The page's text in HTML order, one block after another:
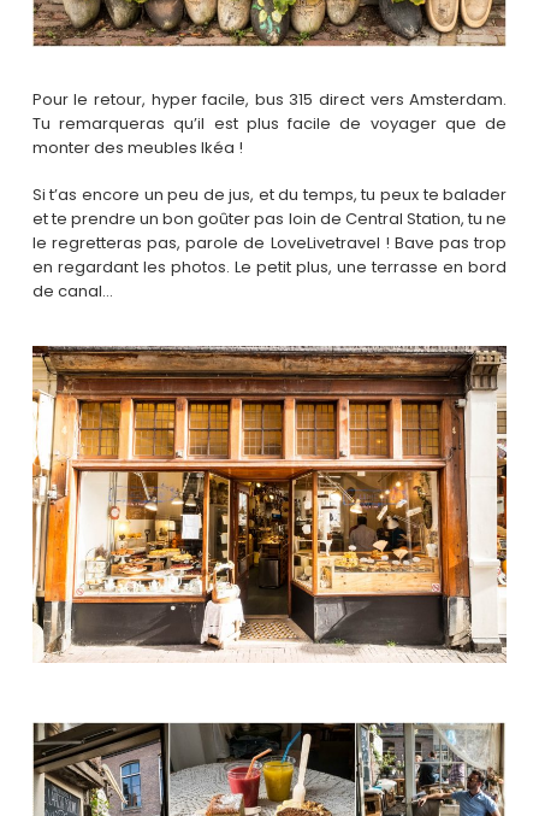
Pour le retour, hyper facile, bus 315 direct vers Amsterdam.
Tu remarqueras qu’il est plus facile de voyager que de
monter des meubles Ikéa !
Si t’as encore un peu de jus, et du temps, tu peux te balader
et te prendre un bon goûter pas loin de Central Station, tu ne
le regretteras pas, parole de LoveLivetravel ! Bave pas trop
en regardant les photos. Le petit plus, une terrasse en bord
de canal…